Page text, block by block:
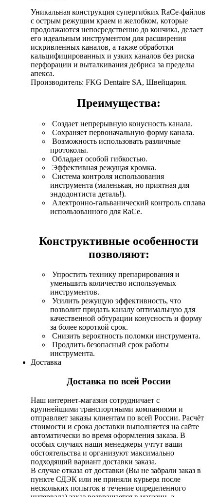
Уникальная конструкция супергибких RaCe-файлов
с острым режущим краем и желобком, которые
продолжаются непосредственно до кончика, делает
его идеальным инструментом для расширения
искривленных каналов, а также обработки
кальцифицированных и узких каналов без риска
перфорации и выталкивания дебриса за пределы
апекса.
Производитель: FKG Dentaire SA, Швейцария.
Преимущества:
Создает непрерывную конусность канала.
Сохраняет первоначальную форму канала.
Возможность использовать различные
протоколы.
Обладает особой гибкостью.
Эффективная режущая кромка.
Система контроля использования
инструмента (маленькая, но приятная для
эндодонтиста деталь!).
Алектронно-гальванический контроль сплава
использованного для RaCe.
Конструктивные особенности
позволяют:
Упростить технику препарирования и
уменьшить количество используемых
инструментов.
Усилить режущую эффективность, что
позволит придать каналу оптимальную для
качественной обтурации конусность и форму
за более короткой срок.
Снизить вероятность поломки инструмента.
Продлить безопасный срок работы
инструмента.
Доставка
Доставка по всей России
Наш интернет-магазин сотрудничает с
крупнейшими транспортными компаниями и
отправляет заказы клиентам по всей России. Расчёт
стоимости и срока доставки выполняется на сайте
автоматически во время оформления заказа. В
особых случаях наши менеджеры учтут ваши
обстоятельства и организуют максимально
подходящий вариант доставки заказа.
В случае отказа от доставки (Вы не забрали заказ в
пункте СДЭК или не приняли курьера после
нескольких попыток в течение определенного